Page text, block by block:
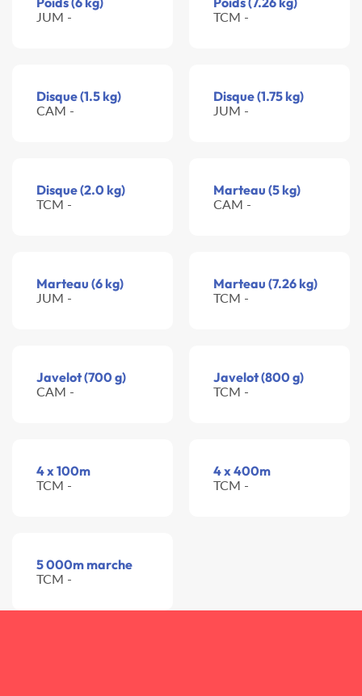
JUM - TCM -
Disque (1.5 kg)
CAM -
Disque (1.75 kg)
JUM -
Disque (2.0 kg)
TCM -
Marteau (5 kg)
CAM -
Marteau (6 kg)
JUM -
Marteau (7.26 kg)
TCM -
Javelot (700 g)
CAM -
Javelot (800 g)
TCM -
4 x 100m
TCM -
4 x 400m
TCM -
5 000m marche
TCM -